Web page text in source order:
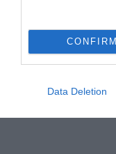
CONFIRM
Data Deletion